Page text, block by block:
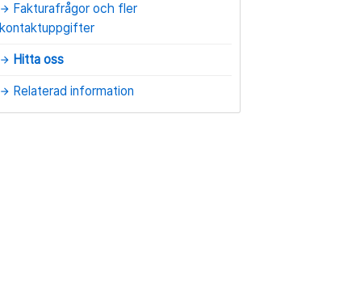
arrow_forward Fakturafrågor och fler
kontaktuppgifter
arrow_forward Hitta oss
arrow_forward Relaterad information